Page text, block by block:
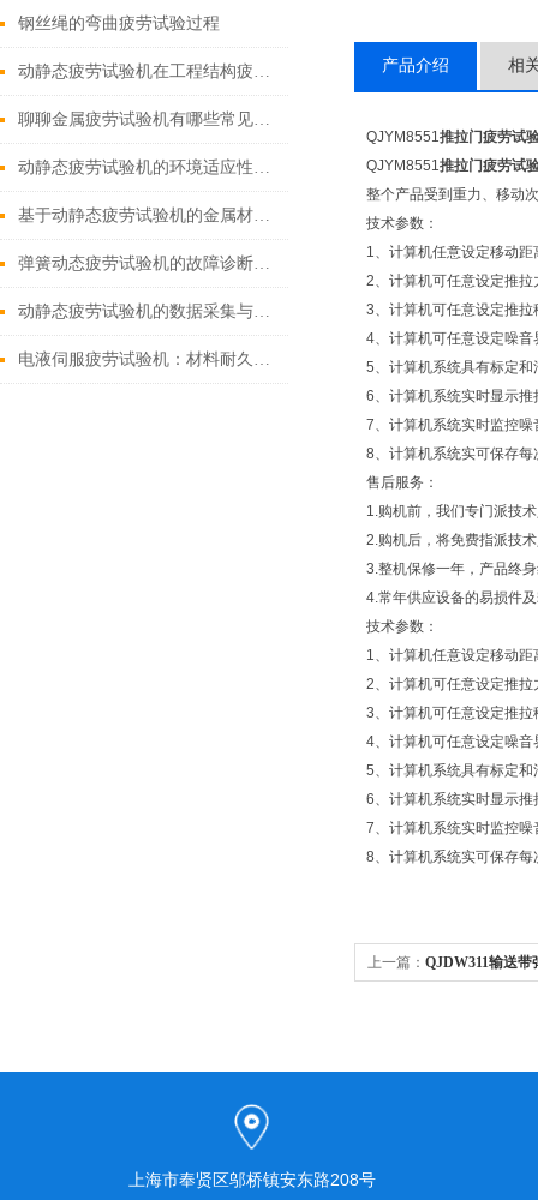
钢丝绳的弯曲疲劳试验过程
动静态疲劳试验机在工程结构疲劳检测中的作用
聊聊金属疲劳试验机有哪些常见故障？
动静态疲劳试验机的环境适应性与安全标准
基于动静态疲劳试验机的金属材料疲劳寿命预测方法
弹簧动态疲劳试验机的故障诊断与解决方法
动静态疲劳试验机的数据采集与分析技巧
电液伺服疲劳试验机：材料耐久性的“耐力测试者”
产品介绍 相
QJYM8551推拉门疲劳试
QJYM8551推拉门疲劳试
整个产品受到重力、移动
技术参数：
1、计算机任意设定移动距
2、计算机可任意设定推拉
3、计算机可任意设定推拉
4、计算机可任意设定噪
5、计算机系统具有标定和
6、计算机系统实时显示推
7、计算机系统实时监控
8、计算机系统实可保存
售后服务：
1.购机前，我们专门派技
2.购机后，将免费指派技
3.整机保修一年，产品终
4.常年供应设备的易损件
技术参数：
1、计算机任意设定移动距
2、计算机可任意设定推拉
3、计算机可任意设定推拉
4、计算机可任意设定噪
5、计算机系统具有标定和
6、计算机系统实时显示推
7、计算机系统实时监控
8、计算机系统实可保存
上一篇： QJDW311输送带
上海市奉贤区邬桥镇安东路208号